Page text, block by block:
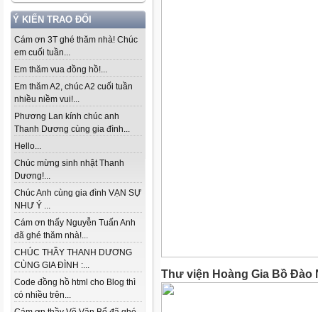
Ý KIẾN TRAO ĐỔI
Cám ơn 3T ghé thăm nhà! Chúc
em cuối tuần...
Em thăm vua đồng hồ!...
Em thăm A2, chúc A2 cuối tuần
nhiều niềm vui!...
Phương Lan kính chúc anh
Thanh Dương cùng gia đình...
Hello...
Chúc mừng sinh nhật Thanh
Dương!...
Chúc Anh cùng gia đình VẠN SỰ
NHƯ Ý ...
Cám ơn thấy Nguyễn Tuấn Anh
đã ghé thăm nhà!...
CHÚC THẦY THANH DƯƠNG
CÙNG GIA ĐÌNH :...
Code đồng hồ html cho Blog thì
có nhiều trên...
Thư viện Hoàng Gia Bồ Đào